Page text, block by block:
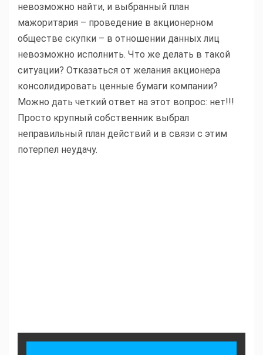
невозможно найти, и выбранный план
мажоритария – проведение в акционерном
обществе скупки – в отношении данных лиц
невозможно исполнить. Что же делать в такой
ситуации? Отказаться от желания акционера
консолидировать ценные бумаги компании?
Можно дать четкий ответ на этот вопрос: нет!!!
Просто крупный собственник выбрал
неправильный план действий и в связи с этим
потерпел неудачу.